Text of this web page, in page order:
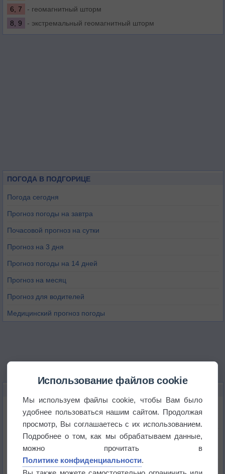
6, 7
- геомагнитный шторм
8, 9
- экстремальный геомагнитный шторм
ПОГОДА В ПОДГОРИЦЕ
Погода сегодня
Прогноз погоды на завтра
Почасовой прогноз на сутки
Прогноз на 3 дня
Прогноз погоды на 14 дней
Прогноз на месяц
Прогноз для водителей
Медицинский прогноз погоды
Июль в России стал самым тёплым за всю
историю
В Центральной России наступают самые жаркие
Дневная температура воздуха в ОАЭ превысила
Использование файлов cookie
Мы используем файлы cookie, чтобы Вам было
удобнее пользоваться нашим сайтом. Продолжая
просмотр, Вы соглашаетесь с их использованием.
Подробнее о том, как мы обрабатываем данные,
можно прочитать в
Политике конфиденциальности.